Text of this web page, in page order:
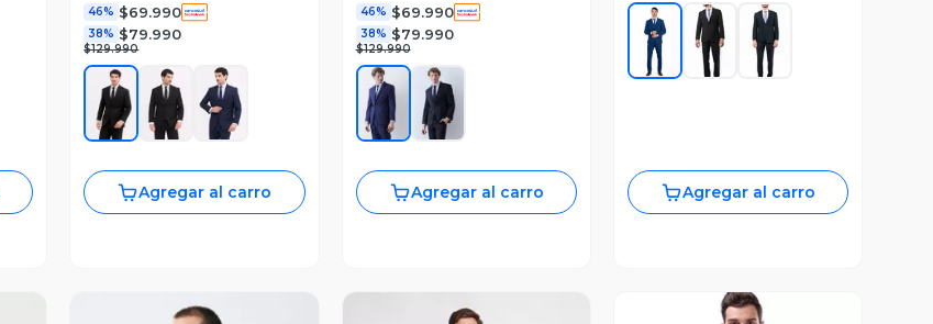
46% $69.990
38% $79.990
$129.990
Agregar al carro
46% $69.990
38% $79.990
$129.990
Agregar al carro Agregar al carro